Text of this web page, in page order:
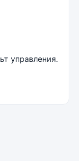
управления.